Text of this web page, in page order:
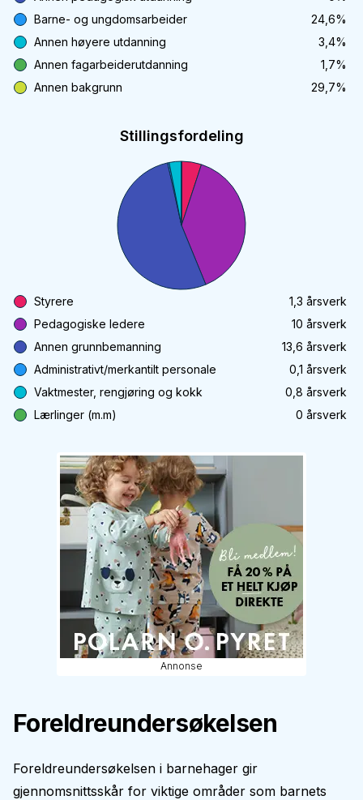
Barne- og ungdomsarbeider
24,6%
Annen høyere utdanning
3,4%
Annen fagarbeiderutdanning
1,7%
Annen bakgrunn
29,7%
Stillingsfordeling
Styrere 1,3 årsverk
Pedagogiske ledere
10 årsverk
Annen grunnbemanning
13,6 årsverk
Administrativt/merkantilt personale
0,1 årsverk
Vaktmester, rengjøring og kokk
0,8 årsverk
Lærlinger (m.m)
0 årsverk
Annonse
Foreldreundersøkelsen
Foreldreundersøkelsen i barnehager gir
gjennomsnittsskår for viktige områder som barnets